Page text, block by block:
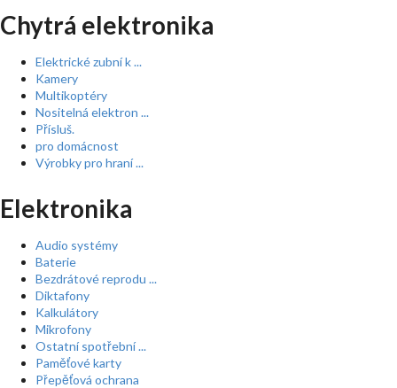
Chytrá elektronika
Elektrické zubní k ...
Kamery
Multikoptéry
Nositelná elektron ...
Přísluš.
pro domácnost
Výrobky pro hraní ...
Elektronika
Audio systémy
Baterie
Bezdrátové reprodu ...
Diktafony
Kalkulátory
Mikrofony
Ostatní spotřební ...
Paměťové karty
Přepěťová ochrana